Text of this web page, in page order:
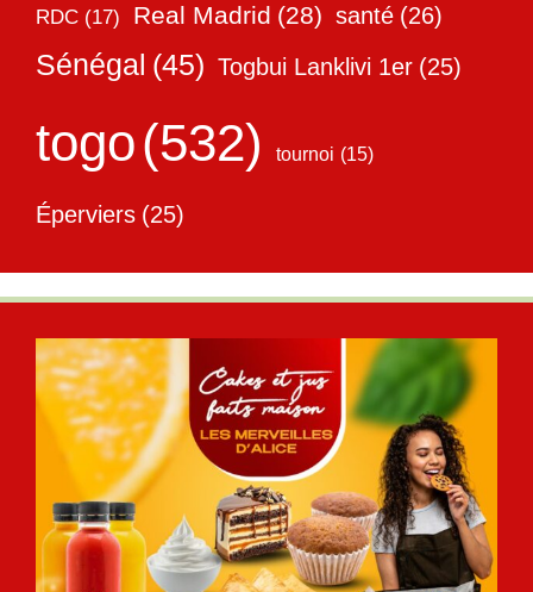
RDC (17) Real Madrid (28) santé (26)
Sénégal (45) Togbui Lanklivi 1er (25)
togo(532) tournoi (15)
Éperviers (25)